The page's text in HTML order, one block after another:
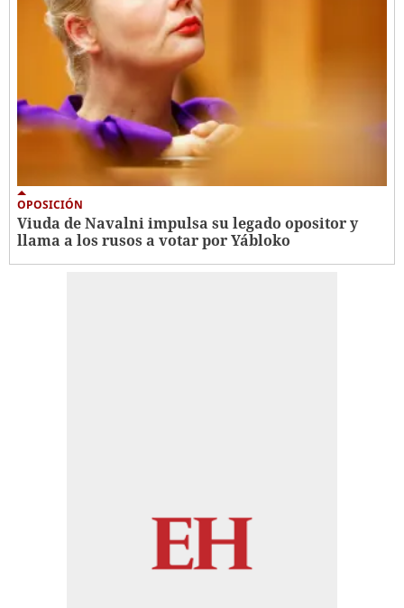
OPOSICIÓN
Viuda de Navalni impulsa su legado opositor y
llama a los rusos a votar por Yábloko